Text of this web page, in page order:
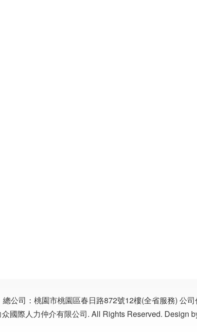
總公司：桃園市桃園區春日路872號12樓(全省服務) 公
國際人力仲介有限公司. All Rights Reserved. Design